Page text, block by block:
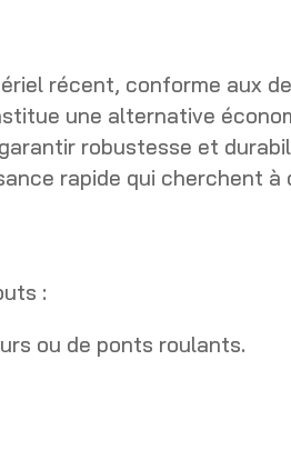
récent, conforme aux
une alternative
robustesse et
rapide qui cherchent à
:
ou de ponts roulants.